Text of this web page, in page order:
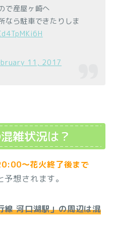
で産屋ヶ崎へ
なら駐車できたりしま
11, 2017
雑状況は？
〜花火終了後まで
想されます。
線 河口湖駅」の周辺は混